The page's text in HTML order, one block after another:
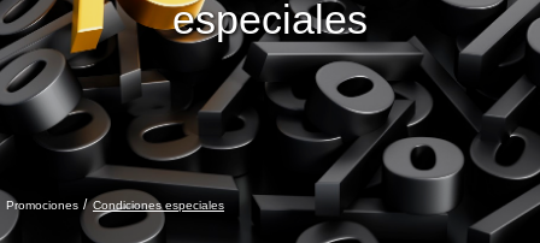
Promociones Condiciones especiales
especiales